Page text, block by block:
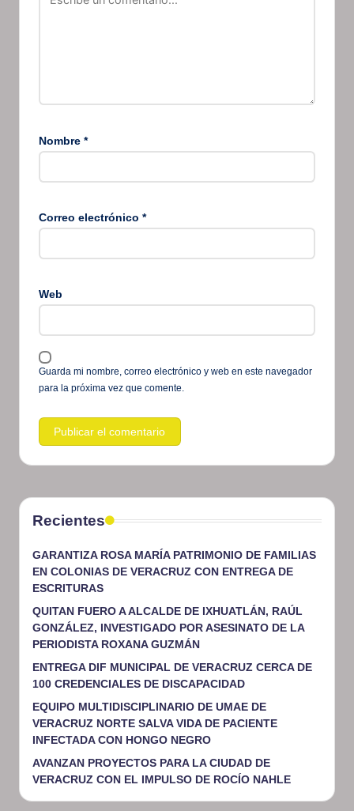
Nombre *
Correo electrónico *
Web
Guarda mi nombre, correo electrónico y web en este navegador
para la próxima vez que comente.
Recientes
GARANTIZA ROSA MARÍA PATRIMONIO DE FAMILIAS
EN COLONIAS DE VERACRUZ CON ENTREGA DE
ESCRITURAS
QUITAN FUERO A ALCALDE DE IXHUATLÁN, RAÚL
GONZÁLEZ, INVESTIGADO POR ASESINATO DE LA
PERIODISTA ROXANA GUZMÁN
ENTREGA DIF MUNICIPAL DE VERACRUZ CERCA DE
100 CREDENCIALES DE DISCAPACIDAD
EQUIPO MULTIDISCIPLINARIO DE UMAE DE
VERACRUZ NORTE SALVA VIDA DE PACIENTE
INFECTADA CON HONGO NEGRO
AVANZAN PROYECTOS PARA LA CIUDAD DE
VERACRUZ CON EL IMPULSO DE ROCÍO NAHLE